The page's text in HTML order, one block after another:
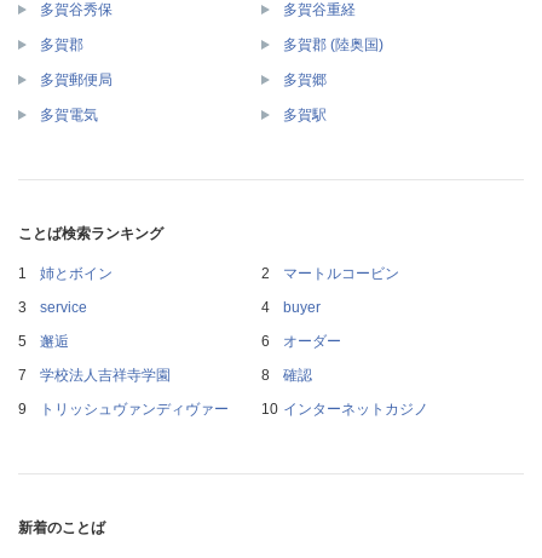
多賀谷秀保 多賀谷重経
多賀郡 多賀郡 (陸奥国)
多賀郵便局 多賀郷
多賀電気 多賀駅
ことば検索ランキング
姉とボイン
マートルコービン
service
buyer
邂逅
オーダー
学校法人吉祥寺学園
確認
トリッシュヴァンディヴァー
インターネットカジノ
新着のことば